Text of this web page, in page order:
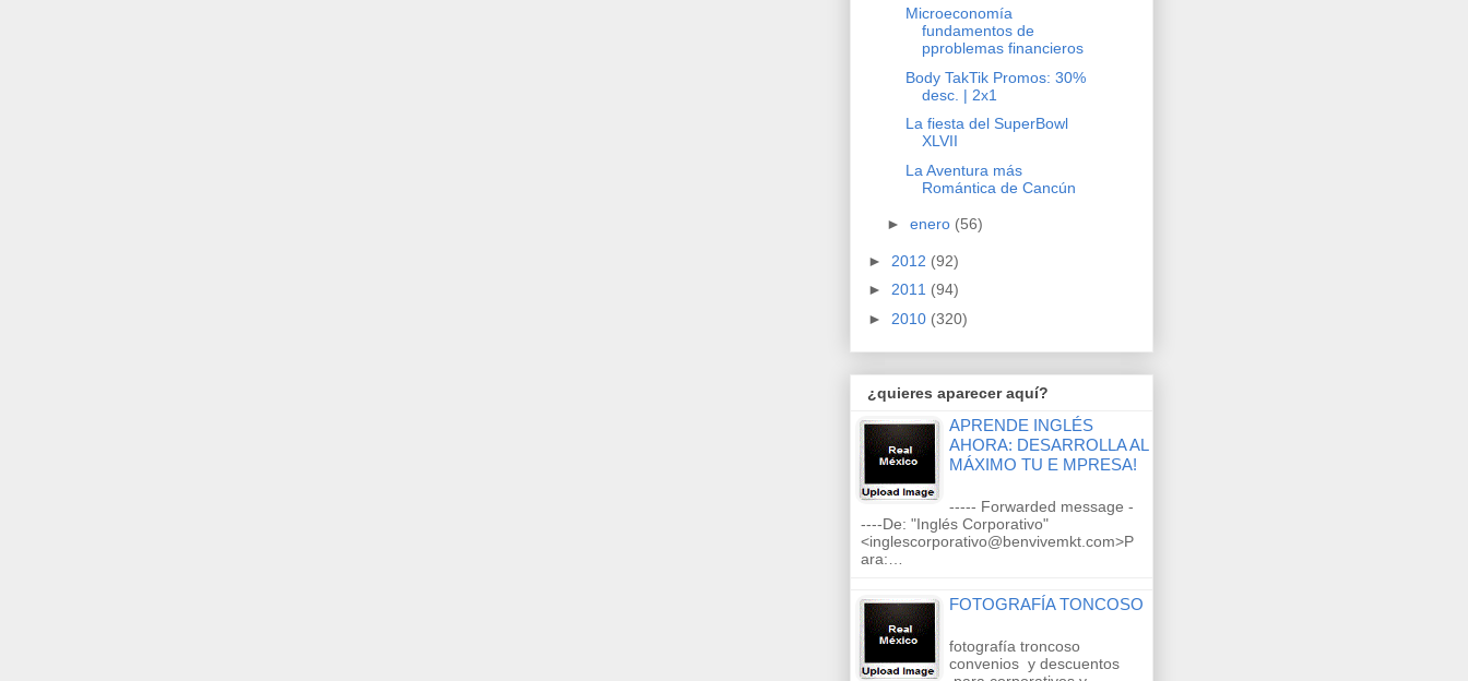
Microeconomía
fundamentos de
pproblemas financieros
Body TakTik Promos: 30%
desc. | 2x1
La fiesta del SuperBowl
XLVII
La Aventura más
Romántica de Cancún
► enero (56)
► 2012 (92)
► 2011 (94)
► 2010 (320)
¿quieres aparecer aquí?
APRENDE INGLÉS
AHORA: DESARROLLA AL
MÁXIMO TU E MPRESA!
----- Forwarded message -
----De: "Inglés Corporativo"
<inglescorporativo@benvivemkt.com>P
ara:…
FOTOGRAFÍA TONCOSO
fotografía troncoso
convenios y descuentos